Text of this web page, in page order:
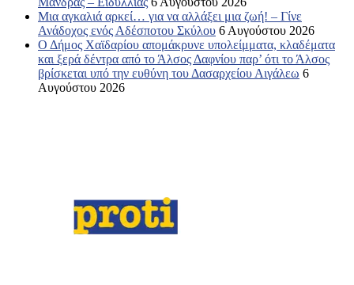
Μια αγκαλιά αρκεί… για να αλλάξει μια ζωή! – Γίνε
Ανάδοχος ενός Αδέσποτου Σκύλου 6 Αυγούστου 2026
Ο Δήμος Χαϊδαρίου απομάκρυνε υπολείμματα, κλαδέματα
και ξερά δέντρα από το Άλσος Δαφνίου παρ’ ότι το Άλσος
βρίσκεται υπό την ευθύνη του Δασαρχείου Αιγάλεω 6
Αυγούστου 2026